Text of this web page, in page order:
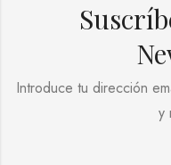
Introduce tu dirección
y